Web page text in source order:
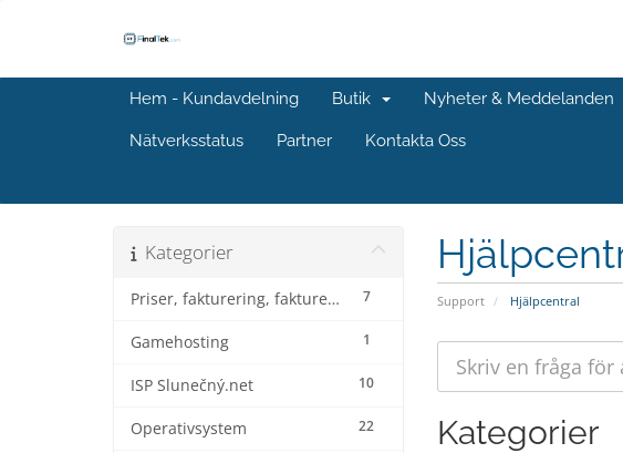
Hem - Kundavdelning Butik Nyheter & Meddelanden
Nätverksstatus Partner Kontakta Oss
Support Hjälpcentral
Kategorier
7
Priser, fakturering, fakturering och rabatter
1
Gamehosting
10
ISP Slunečný.net
22
Operativsystem Kategorier